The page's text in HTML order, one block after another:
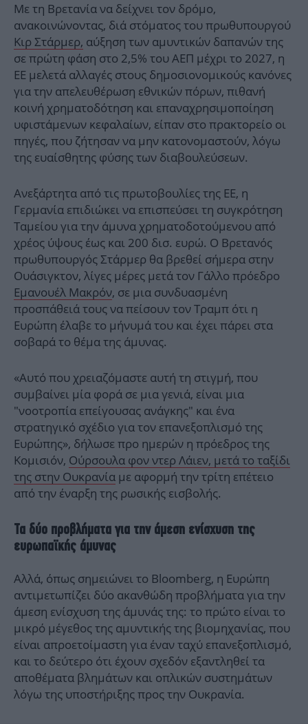
Mε τη Βρετανία να δείχνει τον δρόμο,
ανακοινώνοντας, διά στόματος του πρωθυπουργού
Κιρ Στάρμερ, αύξηση των αμυντικών δαπανών της
σε πρώτη φάση στο 2,5% του ΑΕΠ μέχρι το 2027, η
ΕΕ μελετά αλλαγές στους δημοσιονομικούς κανόνες
για την απελευθέρωση εθνικών πόρων, πιθανή
κοινή χρηματοδότηση και επαναχρησιμοποίηση
υφιστάμενων κεφαλαίων, είπαν στο πρακτορείο οι
πηγές, που ζήτησαν να μην κατονομαστούν, λόγω
της ευαίσθητης φύσης των διαβουλεύσεων.
Ανεξάρτητα από τις πρωτοβουλίες της ΕΕ, η
Γερμανία επιδιώκει να επισπεύσει τη συγκρότηση
Ταμείου για την άμυνα χρηματοδοτούμενου από
χρέος ύψους έως και 200 ​​δισ. ευρώ. Ο Βρετανός
πρωθυπουργός Στάρμερ θα βρεθεί σήμερα στην
Ουάσιγκτον, λίγες μέρες μετά τον Γάλλο πρόεδρο
Εμανουέλ Μακρόν, σε μια συνδυασμένη
προσπάθειά τους να πείσουν τον Τραμπ ότι η
Ευρώπη έλαβε το μήνυμά του και έχει πάρει στα
σοβαρά το θέμα της άμυνας.
«Αυτό που χρειαζόμαστε αυτή τη στιγμή, που
συμβαίνει μία φορά σε μια γενιά, είναι μια
"νοοτροπία επείγουσας ανάγκης" και ένα
στρατηγικό σχέδιο για τον επανεξοπλισμό της
Ευρώπης», δήλωσε προ ημερών η πρόεδρος της
Κομισιόν, Ούρσουλα φον ντερ Λάιεν, μετά το ταξίδι
της στην Ουκρανία με αφορμή την τρίτη επέτειο
από την έναρξη της ρωσικής εισβολής.
Τα δύο προβλήματα για την άμεση ενίσχυση της
ευρωπαϊκής άμυνας
Αλλά, όπως σημειώνει το Bloomberg, η Ευρώπη
αντιμετωπίζει δύο ακανθώδη προβλήματα για την
άμεση ενίσχυση της άμυνάς της: το πρώτο είναι το
μικρό μέγεθος της αμυντικής της βιομηχανίας, που
είναι απροετοίμαστη για έναν ταχύ επανεξοπλισμό,
και το δεύτερο ότι έχουν σχεδόν εξαντληθεί τα
αποθέματα βλημάτων και οπλικών συστημάτων
λόγω της υποστήριξης προς την Ουκρανία.